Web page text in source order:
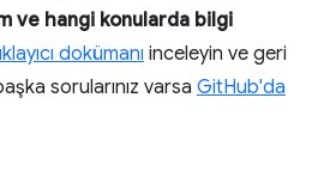
ve hangi konularda bilgi
dokümanı inceleyin ve geri
sorularınız varsa GitHub'da